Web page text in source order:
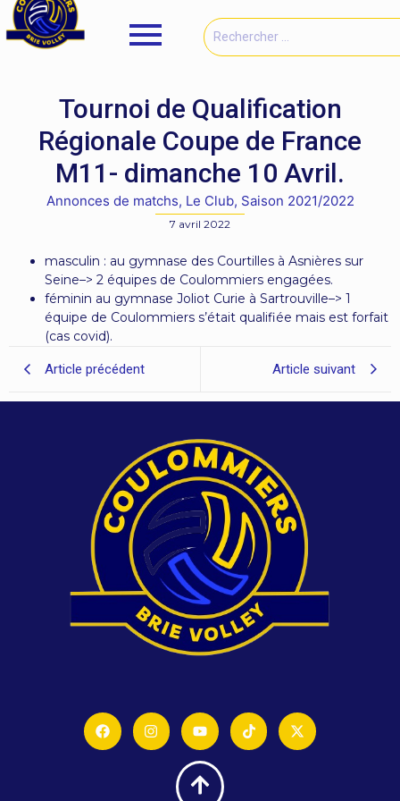
Tournoi de Qualification
Régionale Coupe de France
M11- dimanche 10 Avril.
Annonces de matchs, Le Club, Saison 2021/2022
7 avril 2022
masculin : au gymnase des Courtilles à Asnières sur
Seine–> 2 équipes de Coulommiers engagées.
féminin au gymnase Joliot Curie à Sartrouville–> 1
équipe de Coulommiers s’était qualifiée mais est forfait
(cas covid).
Article précédent Article suivant